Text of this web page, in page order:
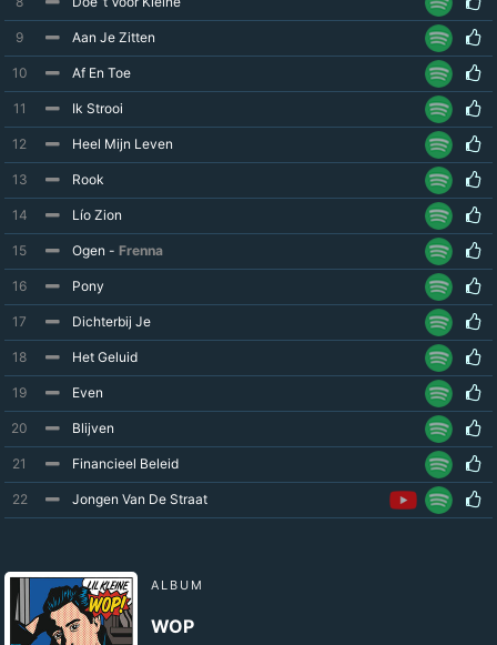
9 Aan Je Zitten
10 Af En Toe
11 Ik Strooi
12 Heel Mijn Leven
13 Rook
14 Lío Zion
15 Ogen - Frenna
16 Pony
17 Dichterbij Je
18 Het Geluid
19 Even
20 Blijven
21 Financieel Beleid
22 Jongen Van De Straat
ALBUM
WOP